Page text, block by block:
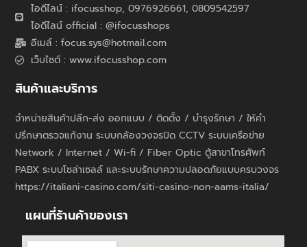
ไอดีไลน์ : ifocusshop, 0976926661, 0809542597
ไอดีไลน์ official : @ifocusshops
อีเมล์ : focus.sys@hotmail.com
เว็บไซต์ : www.ifocusshop.com
สินค้าและบริการ
จำหน่ายสินค้าปลีก-ส่ง ออกแบบ / ติดตั้ง / บำรุงรักษา / ให้คำ
ปรึกษาตรวจแก้งาน ระบบกล้องวงจรปิด CCTV ระบบเครือข่าย
Network / Internet / Wi-fi / Fiber Optic ตู้สาขาโทรศัพท์
PABX ระบบโซล่าเซลล์ และระบบรักษาความปลอดภัยแบบครบวงจร
https://italiani-casino.com/siti-casino-non-aams-italia/
แผนที่ร้านค้าของเรา